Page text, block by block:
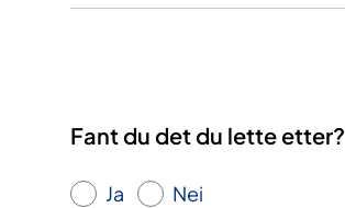
Fant du det du lette etter?
Ja Nei